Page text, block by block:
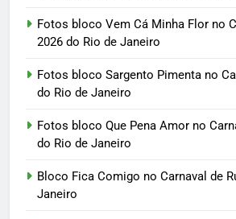
Fotos bloco Vem Cá Minha Flor no
2026 do Rio de Janeiro
Fotos bloco Sargento Pimenta no
do Rio de Janeiro
Fotos bloco Que Pena Amor no
do Rio de Janeiro
Bloco Fica Comigo no Carnaval de
Janeiro